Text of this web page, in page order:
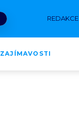
REDAKCE
ZAJÍMAVOSTI